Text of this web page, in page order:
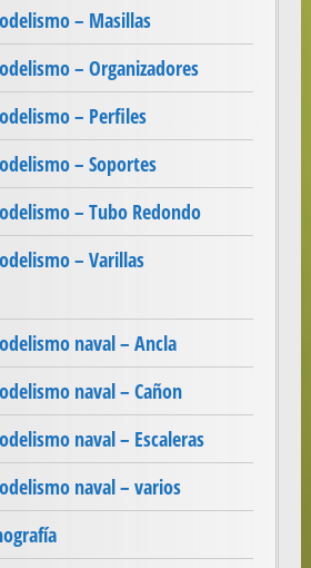
– Masillas
– Organizadores
– Perfiles
– Soportes
– Tubo Redondo
– Varillas
naval – Ancla
naval – Cañon
naval – Escaleras
naval – varios